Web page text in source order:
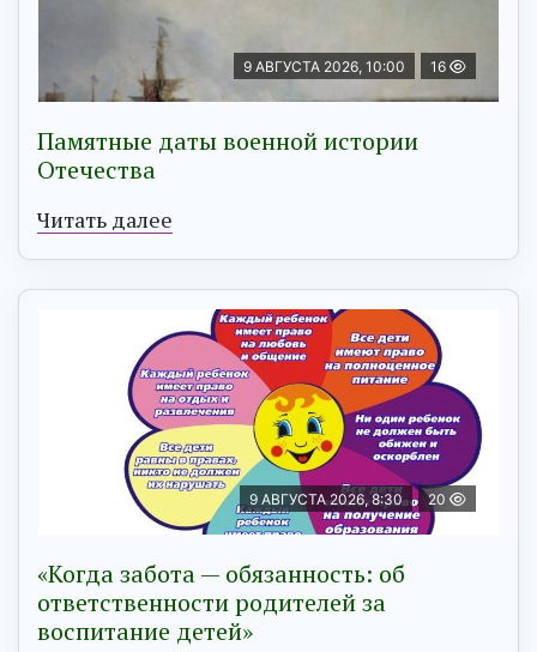
9 АВГУСТА 2026, 10:00 16
Памятные даты военной истории
Отечества
Читать далее
9 АВГУСТА 2026, 8:30 20
«Когда забота — обязанность: об
ответственности родителей за
воспитание детей»